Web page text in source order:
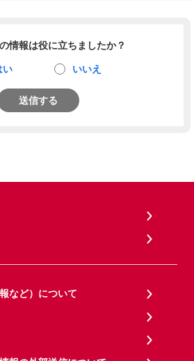
情報は役に立ちましたか？
い いいえ
送信する
など）について